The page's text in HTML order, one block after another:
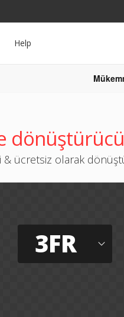
Help
dönüştürücü
& ücretsiz olarak
3FR